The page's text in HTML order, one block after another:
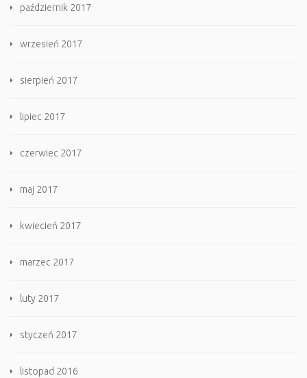
październik 2017
wrzesień 2017
sierpień 2017
lipiec 2017
czerwiec 2017
maj 2017
kwiecień 2017
marzec 2017
luty 2017
styczeń 2017
listopad 2016